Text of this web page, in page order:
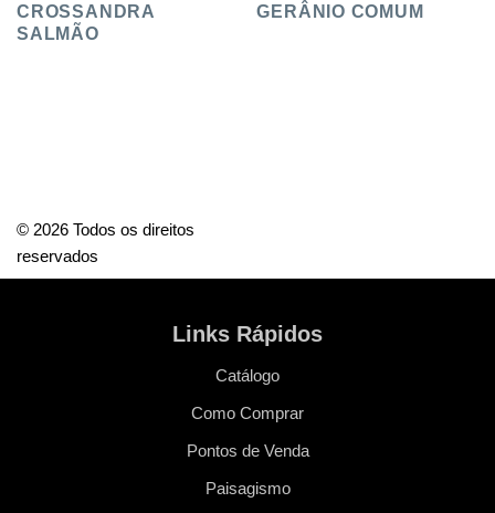
CROSSANDRA
SALMÃO
GERÂNIO COMUM
© 2026 Todos os direitos
reservados
Links Rápidos
Catálogo
Como Comprar
Pontos de Venda
Paisagismo